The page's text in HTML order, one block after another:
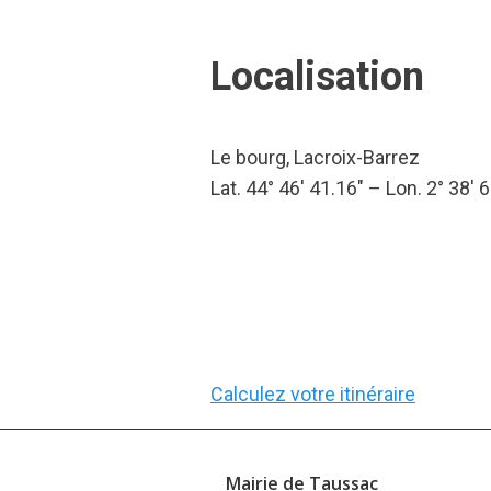
Localisation
Le bourg, Lacroix-Barrez
Lat. 44° 46′ 41.16″ – Lon. 2° 38′
Calculez votre itinéraire
Mairie de Taussac